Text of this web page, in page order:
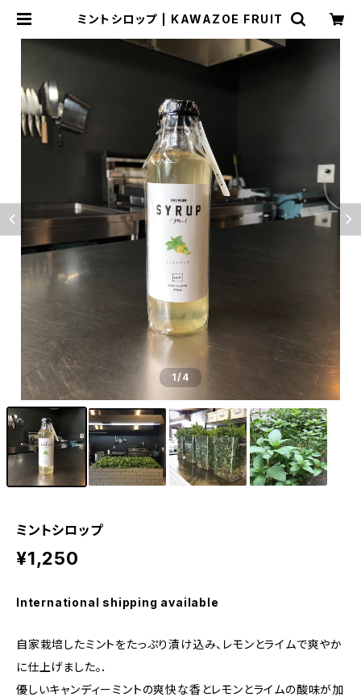
ミントシロップ | KAWAZOE FRUIT
1/4
ミントシロップ
¥1,250
International shipping available
自家栽培したミントをたっぷり漬け込み、レモンとライムで爽やか
に仕上げました。．
優しいキャンディーミントの爽快な香とレモンとライムの酸味が加